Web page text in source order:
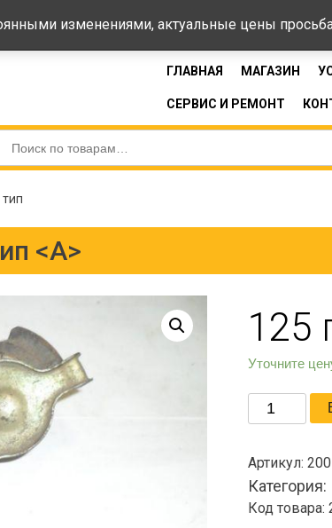
44-33
ГЛАВНАЯ МАГАЗИН
СЕРВИС И РЕМОНТ
<А>
125
Уточните
Количество
товара
тип
Артикул:
Категория:
Код товара:
изменениями, актуальные цены